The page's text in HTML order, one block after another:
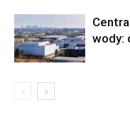
wody: